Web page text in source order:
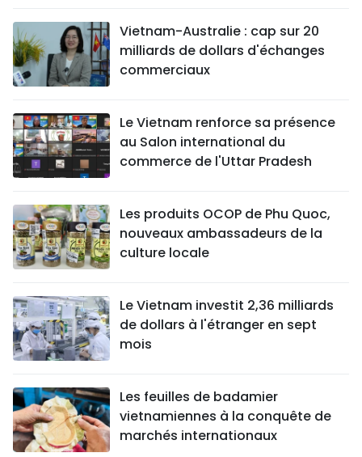
Vietnam-Australie : cap sur 20
milliards de dollars d'échanges
commerciaux
Le Vietnam renforce sa présence
au Salon international du
commerce de l'Uttar Pradesh
Les produits OCOP de Phu Quoc,
nouveaux ambassadeurs de la
culture locale
Le Vietnam investit 2,36 milliards
de dollars à l'étranger en sept
mois
Les feuilles de badamier
vietnamiennes à la conquête de
marchés internationaux